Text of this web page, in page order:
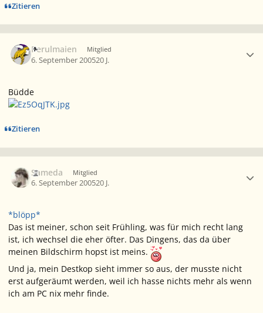
Zitieren
Perulmaien Mitglied
6. September 200520 J.
Büdde
Zitieren
Sameda Mitglied
6. September 200520 J.
*blöpp*
Das ist meiner, schon seit Frühling, was für mich recht lang
ist, ich wechsel die eher öfter. Das Dingens, das da über
meinen Bildschirm hopst ist meins.
Und ja, mein Destkop sieht immer so aus, der musste nicht
erst aufgeräumt werden, weil ich hasse nichts mehr als wenn
ich am PC nix mehr finde.